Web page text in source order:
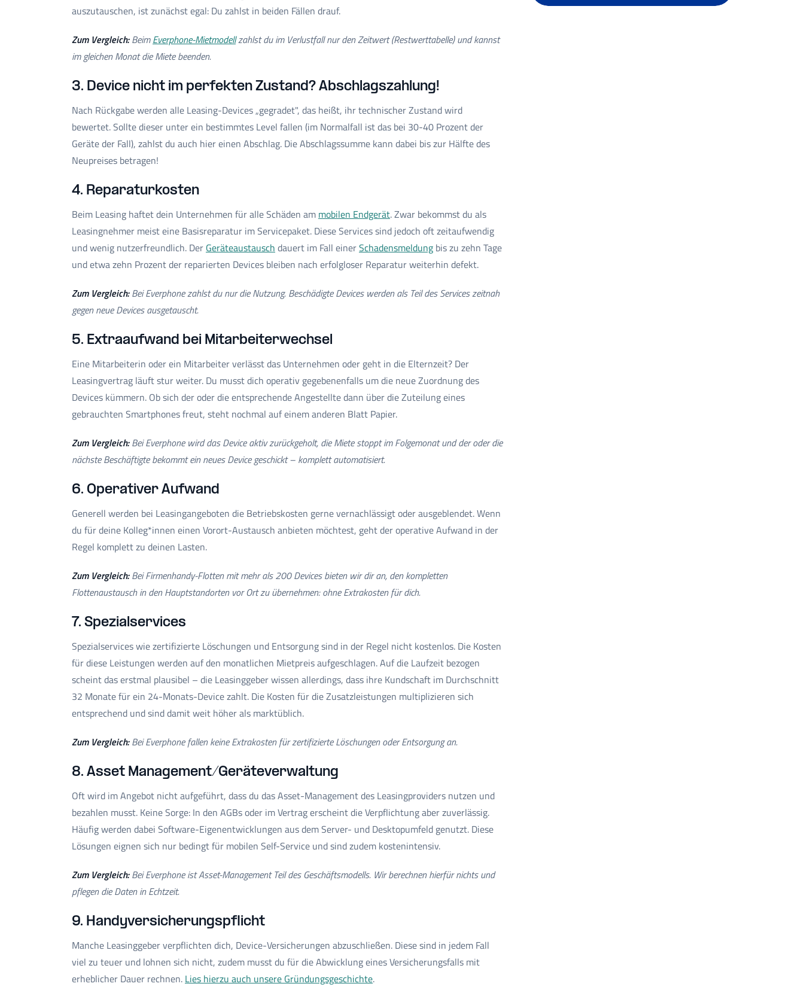
auszutauschen, ist zunächst egal: Du zahlst in beiden Fällen drauf.
Zum Vergleich:BeimEverphone-Mietmodellzahlst du im Verlustfall nur den Zeitwert (Restwerttabelle) und kannst
im gleichen Monat die Miete beenden.
3. Device nicht im perfekten Zustand? Abschlagszahlung!
Nach Rückgabe werden alle Leasing-Devices „gegradet", das heißt, ihr technischer Zustand wird
bewertet. Sollte dieser unter ein bestimmtes Level fallen (im Normalfall ist das bei 30-40 Prozent der
Geräte der Fall), zahlst du auch hier einen Abschlag. Die Abschlagssumme kann dabei bis zur Hälfte des
Neupreises betragen!
4. Reparaturkosten
Beim Leasing haftet dein Unternehmen für alle Schäden am mobilen Endgerät. Zwar bekommst du als
Leasingnehmer meist eine Basisreparatur im Servicepaket. Diese Services sind jedoch oft zeitaufwendig
und wenig nutzerfreundlich. Der Geräteaustausch dauert im Fall einerSchadensmeldung bis zu zehn Tage
und etwa zehn Prozent der reparierten Devices bleiben nach erfolgloser Reparatur weiterhin defekt.
Zum Vergleich:Bei Everphone zahlst du nur die Nutzung. Beschädigte Devices werden als Teil des Services zeitnah
gegen neue Devices ausgetauscht.
5. Extraaufwand bei Mitarbeiterwechsel
Eine Mitarbeiterin oder ein Mitarbeiter verlässt das Unternehmen oder geht in die Elternzeit? Der
Leasingvertrag läuft stur weiter. Du musst dich operativ gegebenenfalls um die neue Zuordnung des
Devices kümmern. Ob sich der oder die entsprechende Angestellte dann über die Zuteilung eines
gebrauchten Smartphones freut, steht nochmal auf einem anderen Blatt Papier.
Zum Vergleich:Bei Everphone wird das Device aktiv zurückgeholt, die Miete stoppt im Folgemonat und der oder die
nächste Beschäftigte bekommt ein neues Device geschickt – komplett automatisiert.
6. Operativer Aufwand
Generell werden bei Leasingangeboten die Betriebskosten gerne vernachlässigt oder ausgeblendet. Wenn
du für deine Kolleg*innen einen Vorort-Austausch anbieten möchtest, geht der operative Aufwand in der
Regel komplett zu deinen Lasten.
Zum Vergleich:Bei Firmenhandy-Flotten mit mehr als 200 Devices bieten wir dir an, den kompletten
Flottenaustausch in den Hauptstandorten vor Ort zu übernehmen: ohne Extrakosten für dich.
7. Spezialservices
Spezialservices wie zertifizierte Löschungen und Entsorgung sind in der Regel nicht kostenlos. Die Kosten
für diese Leistungen werden auf den monatlichen Mietpreis aufgeschlagen. Auf die Laufzeit bezogen
scheint das erstmal plausibel – die Leasinggeber wissen allerdings, dass ihre Kundschaft im Durchschnitt
32 Monate für ein 24-Monats-Device zahlt. Die Kosten für die Zusatzleistungen multiplizieren sich
entsprechend und sind damit weit höher als marktüblich.
Zum Vergleich:Bei Everphone fallen keine Extrakosten für zertifizierte Löschungen oder Entsorgung an.
8. Asset Management/Geräteverwaltung
Oft wird im Angebot nicht aufgeführt, dass du das Asset-Management des Leasingproviders nutzen und
bezahlen musst. Keine Sorge: In den AGBs oder im Vertrag erscheint die Verpflichtung aber zuverlässig.
Häufig werden dabei Software-Eigenentwicklungen aus dem Server- und Desktopumfeld genutzt. Diese
Lösungen eignen sich nur bedingt für mobilen Self-Service und sind zudem kostenintensiv.
Zum Vergleich:Bei Everphone ist Asset-Management Teil des Geschäftsmodells. Wir berechnen hierfür nichts und
pflegen die Daten in Echtzeit.
9. Handyversicherungspflicht
Manche Leasinggeber verpflichten dich, Device-Versicherungen abzuschließen. Diese sind in jedem Fall
viel zu teuer und lohnen sich nicht, zudem musst du für die Abwicklung eines Versicherungsfalls mit
erheblicher Dauer rechnen. Lies hierzu auch unsere Gründungsgeschichte.